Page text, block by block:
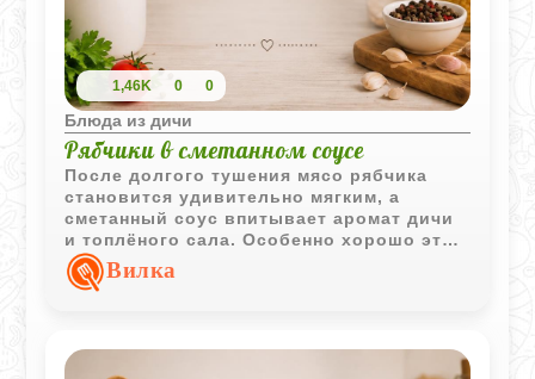
1,46K 0 0
Блюда из дичи
Рябчики в сметанном соусе
После долгого тушения мясо рябчика
становится удивительно мягким, а
сметанный соус впитывает аромат дичи
и топлёного сала. Особенно хорошо это
блюдо раскрывается с горячим жареным
картофелем, который собирает густой
Вилка